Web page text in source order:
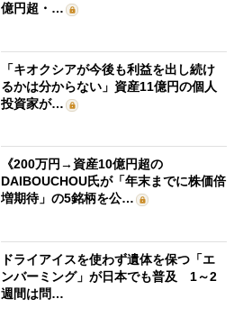
億円超・…
「キオクシアが今後も利益を出し続け
るかは分からない」資産11億円の個人
投資家が…
《200万円→資産10億円超の
DAIBOUCHOU氏が「年末までに株価倍
増期待」の5銘柄を公…
ドライアイスを使わず遺体を保つ「エ
ンバーミング」が日本でも普及 1～2
週間は問…